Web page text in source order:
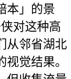
本」的景
对这种高
从邻省湖北
觉结果。